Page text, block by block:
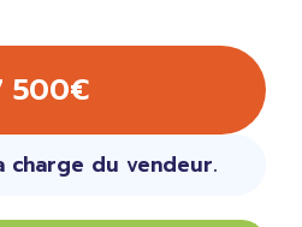
500€
charge du vendeur.